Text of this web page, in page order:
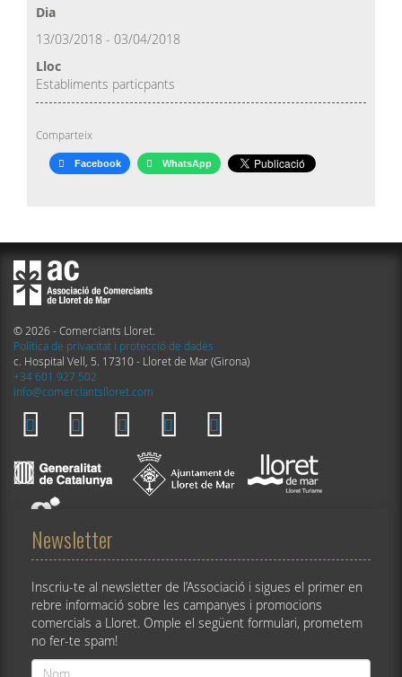
Dia
13/03/2018 - 03/04/2018
Lloc
Establiments particpants
Comparteix
Facebook WhatsApp
© 2026 - Comerciants Lloret.
Política de privacitat i protecció de dades
c. Hospital Vell, 5. 17310 - Lloret de Mar (Girona)
+34 601 927 502
info@comerciantslloret.com
Newsletter
Inscriu-te al newsletter de l’Associació i sigues el primer en
rebre informació sobre les campanyes i promocions
comercials a Lloret. Omple el següent formulari, prometem
no fer-te spam!
Nom